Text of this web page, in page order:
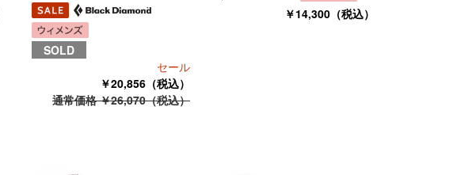
SOLD
セール
￥20,856（税込）
通常価格 ￥26,070（税込）
￥14,300（税込）